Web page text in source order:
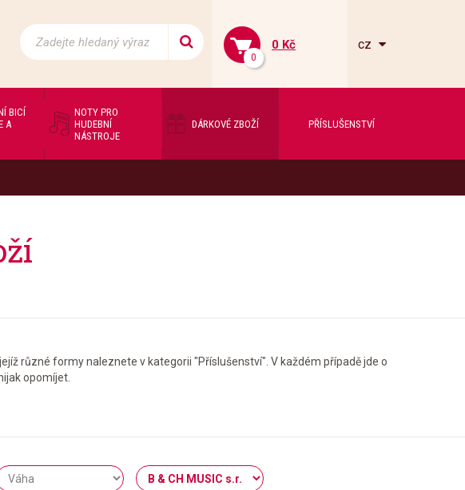
0
0 Kč cz
BICÍ
A
NOTY PRO
HUDEBNÍ
NÁSTROJE
DÁRKOVÉ ZBOŽÍ PŘÍSLUŠENSTVÍ
různé formy naleznete v kategorii "Příslušenství". V každém případě jde o
opomíjet.